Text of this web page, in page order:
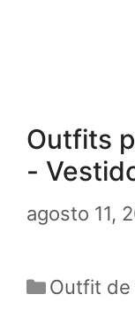
Outfits
-
agosto 11,
Outfit de